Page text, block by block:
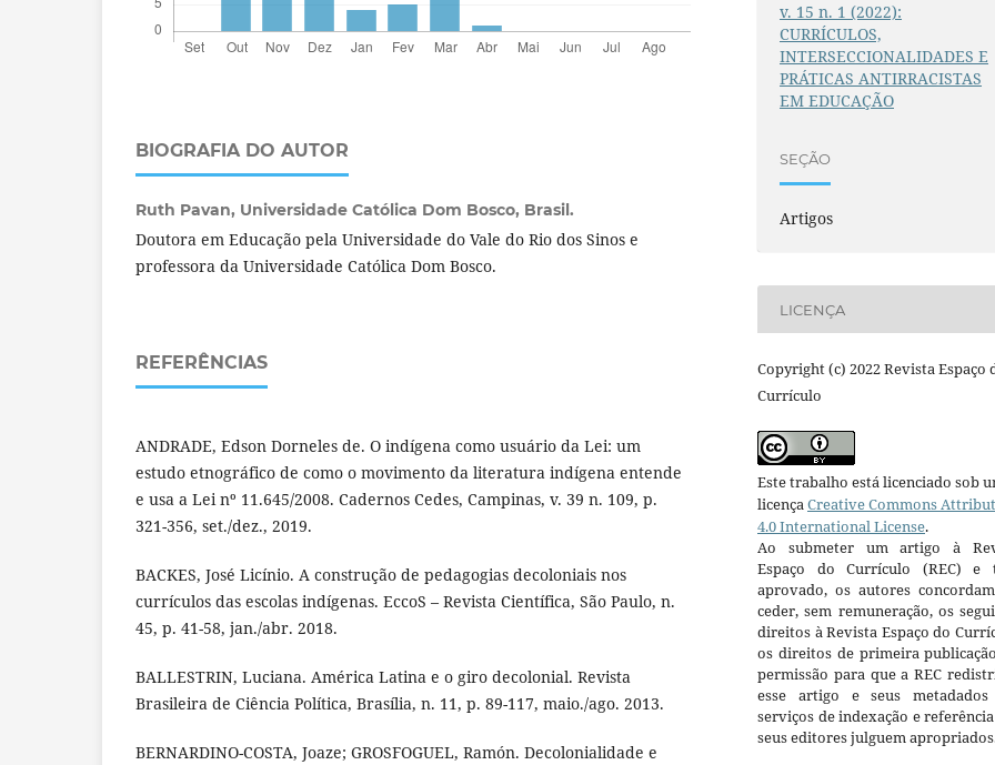
BIOGRAFIA DO AUTOR
Ruth Pavan, Universidade Católica Dom Bosco, Brasil.
Doutora em Educação pela Universidade do Vale do Rio dos Sinos e
professora da Universidade Católica Dom Bosco.
REFERÊNCIAS
ANDRADE, Edson Dorneles de. O indígena como usuário da Lei: um
estudo etnográfico de como o movimento da literatura indígena entende
e usa a Lei nº 11.645/2008. Cadernos Cedes, Campinas, v. 39 n. 109, p.
321-356, set./dez., 2019.
BACKES, José Licínio. A construção de pedagogias decoloniais nos
currículos das escolas indígenas. EccoS – Revista Científica, São Paulo, n.
45, p. 41-58, jan./abr. 2018.
BALLESTRIN, Luciana. América Latina e o giro decolonial. Revista
Brasileira de Ciência Política, Brasília, n. 11, p. 89-117, maio./ago. 2013.
BERNARDINO-COSTA, Joaze; GROSFOGUEL, Ramón. Decolonialidade e
v. 15 n. 1 (2022):
CURRÍCULOS,
INTERSECCIONALIDADES E
PRÁTICAS ANTIRRACISTAS
EM EDUCAÇÃO
SEÇÃO
Artigos
LICENÇA
Copyright (c) 2022 Revista Espaço
Currículo
Este trabalho está licenciado sob
licençaCreative Commons
4.0 International License.
Ao submeter um artigo à
Espaço do Currículo (REC) e
aprovado, os autores
ceder, sem remuneração, os
direitos à Revista Espaço do
os direitos de primeira
permissão para que a REC
esse artigo e seus metadados
serviços de indexação e
seus editores julguem